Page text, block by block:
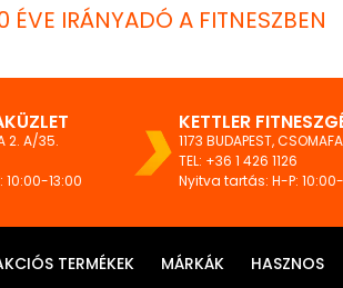
ÉVE IRÁNYADÓ A FITNESZBEN
2. A/35.
10:00-13:00
KETTLER
1173 BUDAPEST,
TEL: +36 1 426 1126
Nyitva tartás: H-P:
TERMÉKEK MÁRKÁK HASZNOS